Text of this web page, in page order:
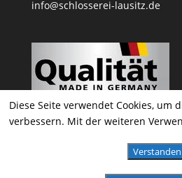
info@schlosserei-lausitz.de
Diese Seite verwendet Cookies, um
verbessern. Mit der weiteren
Verstanden